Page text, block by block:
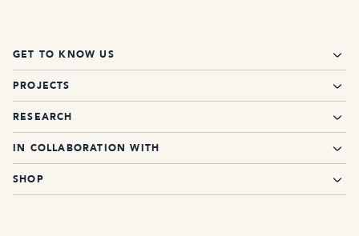
GET TO KNOW US
PROJECTS
RESEARCH
IN COLLABORATION WITH
SHOP